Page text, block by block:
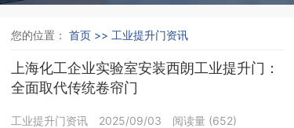
您的位置： 首页 >> 工业提升门资讯
上海化工企业实验室安装西朗工业提升门：
全面取代传统卷帘门
工业提升门资讯 2025/09/03 阅读量 (652)